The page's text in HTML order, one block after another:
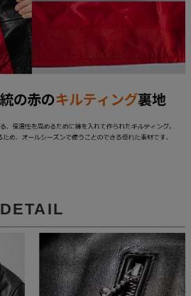
DETAIL